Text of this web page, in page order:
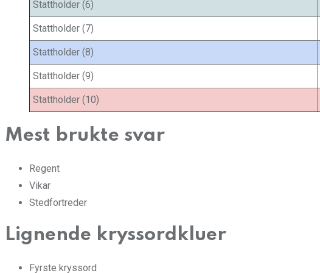
Stattholder (6)
Stattholder (7)
Stattholder (8)
Stattholder (9)
Stattholder (10)
Mest brukte svar
Regent
Vikar
Stedfortreder
Lignende kryssordkluer
Fyrste kryssord